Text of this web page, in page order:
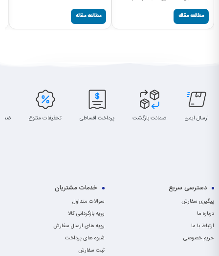
مطالعه مقاله مطالعه مقاله
ارسال ایمن ضمانت بازگشت پرداخت اقساطی تخفیفات متنوع
دسترسی سریع
پیگیری سفارش
درباره ما
ارتباط با ما
حریم خصوصی
خدمات مشتریان
سوالات متداول
رویه بازگردانی کالا
رویه های ارسال سفارش
شیوه های پرداخت
ثبت سفارش